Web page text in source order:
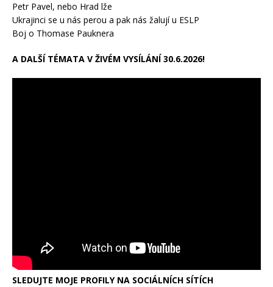
Petr Pavel, nebo Hrad lže
Ukrajinci se u nás perou a pak nás žalují u ESLP
Boj o Thomase Pauknera
A DALŠÍ TÉMATA V ŽIVÉM VYSÍLÁNÍ 30.6.2026!
SLEDUJTE MOJE PROFILY NA SOCIÁLNÍCH SÍTÍCH